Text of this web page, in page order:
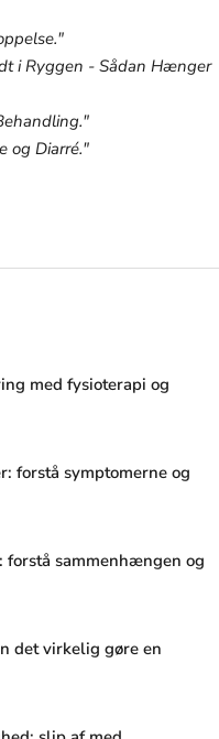
i Ryggen - Sådan Hænger
og Diarré."
med fysioterapi og
forstå symptomerne og
sammenhængen og
det virkelig gøre en